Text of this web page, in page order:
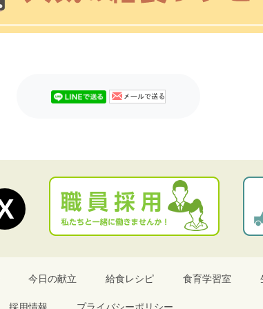
今日の献立 給食レシピ 食育学習室